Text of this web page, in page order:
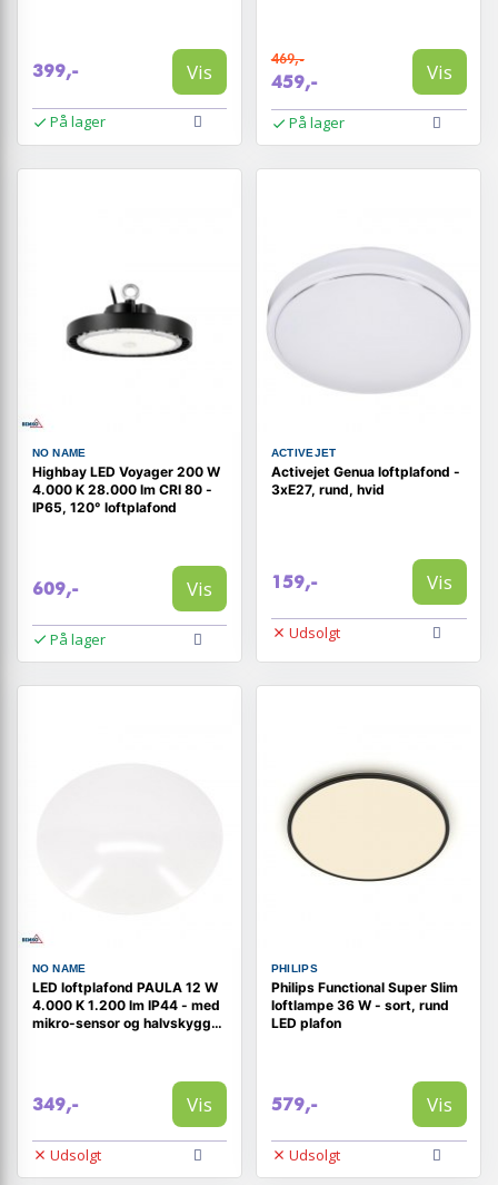
399,- Vis
På lager
469,-
459,- Vis
På lager
NO NAME
Highbay LED Voyager 200 W
4.000 K 28.000 lm CRI 80 -
IP65, 120° loftplafond
609,- Vis
På lager
ACTIVEJET
Activejet Genua loftplafond -
3xE27, rund, hvid
159,- Vis
Udsolgt
NO NAME
LED loftplafond PAULA 12 W
4.000 K 1.200 lm IP44 - med
mikro-sensor og halvskygge-
349,- Vis
Udsolgt
PHILIPS
Philips Functional Super Slim
loftlampe 36 W - sort, rund
LED plafon
579,- Vis
Udsolgt